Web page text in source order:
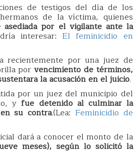
de testigos del día de los
de la víctima, quienes
por el vigilante ante la
interesar:El feminicidio en
recientemente por una juez de
porvencimiento de términos,
la acusación en el juicio.
por un juez del municipio del
yfue detenido al culminar la
su contra.(Lea: Feminicidio de
dará a conocer el monto de la
meses), según lo solicitó la